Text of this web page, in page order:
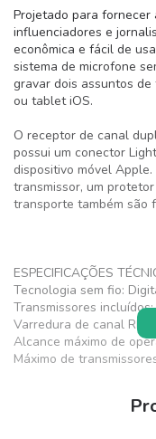
Projetado para fornecer
influenciadores e
econômica e fácil de
sistema de microfone
gravar dois assuntos
ou tablet iOS.
O receptor de canal
possui um conector
dispositivo móvel
transmissor, um
transporte também são
ESPECIFICAÇÕES
Tecnologia sem fio:
Transmissores
Varredura de canal RF:
Alcance máximo de
Máximo de